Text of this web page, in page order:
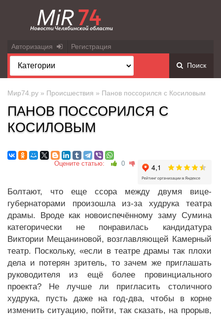
Авторизация Регистрация
Поиск
Мир74.ру » Происшествия » Панов поссорился с Косиловым
ПАНОВ ПОССОРИЛСЯ С
КОСИЛОВЫМ
Оцените статью: 0
Болтают, что еще ссора между двумя вице-
губернаторами произошла из-за худрука театра
драмы. Вроде как новоиспечённому заму Сумина
категорически не понравилась кандидатура
Виктории Мещаниновой, возглавляющей Камерный
театр. Поскольку, «если в театре драмы так плохи
дела и потерян зритель, то зачем же приглашать
руководителя из ещё более провинциального
проекта? Не лучше ли пригласить столичного
худрука, пусть даже на год-два, чтобы в корне
изменить ситуацию, пойти, так сказать, на прорыв,